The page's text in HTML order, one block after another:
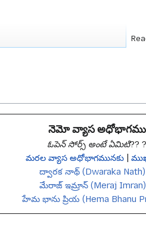
నెమో వ్యాస అధోభాగము
ఓపెన్ సోర్స్ అంటే ఏమిటి?? ?
మరల వ్యాస అధోభాగమునకు
ద్వారక నాథ్ (Dwaraka Nath)
మేరాజ్ ఇమ్రాన్ (Meraj Imran)
హేమ భాను ప్రియ (Hema Bhanu